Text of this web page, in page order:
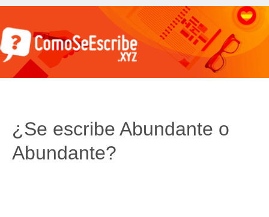
¿Se escribe Abundante o
Abundante?